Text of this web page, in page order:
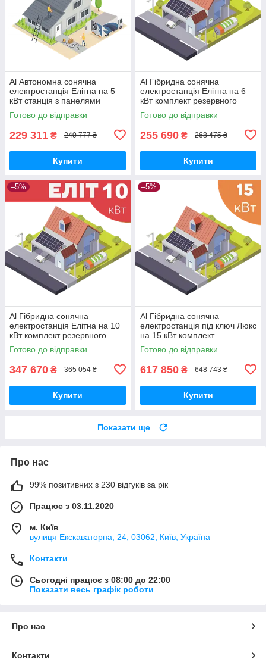
Al Автономна сонячна
електростанція Елітна на 5
кВт станція з панелями
батареями та акумулятором
для будинку
Готово до відправки
229 311 ₴ 240 777 ₴
Купити
Al Гібридна сонячна
електростанція Елітна на 6
кВт комплект резервного
живлення для дому з АКБ та
панелями
Готово до відправки
255 690 ₴ 268 475 ₴
Купити
–5%
Al Гібридна сонячна
електростанція Елітна на 10
кВт комплект резервного
живлення для дому з АКБ та
панелями
Готово до відправки
347 670 ₴ 365 054 ₴
Купити
–5%
Al Гібридна сонячна
електростанція під ключ Люкс
на 15 кВт комплект
резервного живлення для
дому з АКБ
Готово до відправки
617 850 ₴ 648 743 ₴
Купити
Показати ще
Про нас
99% позитивних з 230 відгуків за рік
Працює з 03.11.2020
м. Київ
вулиця Екскаваторна, 24, 03062, Київ, Україна
Контакти
Сьогодні працює з 08:00 до 22:00
Показати весь графік роботи
Про нас
Контакти